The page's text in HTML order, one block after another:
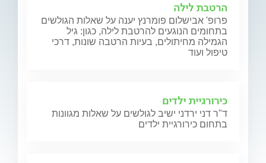
הרטבת לילה
פרופ' אבישלום פומרנץ יענה על שאלות הגולשים
בתחומים הנוגעים להרטבת לילה, כגון: גיל
הגמילה מחיתולים, בעיות הרטבה שונות, דרכי
טיפול ועוד
כירורגיית ילדים
ד"ר דני ירדני ישיב לגולשים על שאלות מגוונות
בתחום כירורגיית ילדים